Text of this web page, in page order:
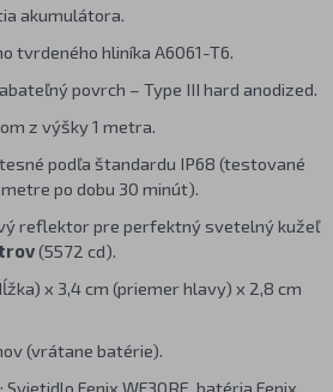
akumulátora.
tvrdeného hliníka A6061-T6.
povrch – Type III hard anodized.
z výšky 1 metra.
podľa štandardu IP68 (testované
po dobu 30 minút).
reflektor pre perfektný svetelný kužeľ
(5572 cd).
x 3,4 cm (priemer hlavy) x 2,8 cm
(vrátane batérie).
Fenix WF30RE, batéria Fenix